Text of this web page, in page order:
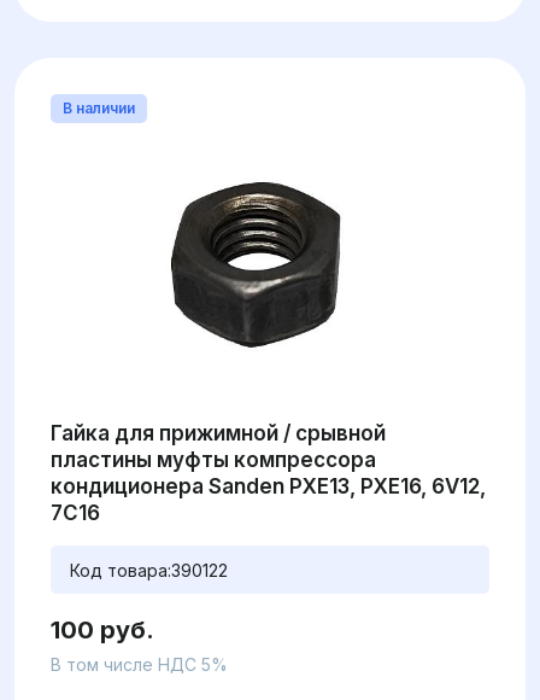
В наличии
Гайка для прижимной / срывной
пластины муфты компрессора
кондиционера Sanden PXE13, PXE16, 6V12,
7C16
Код товара:390122
100 руб.
В том числе НДС 5%